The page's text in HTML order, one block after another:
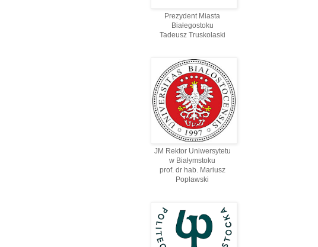
Prezydent Miasta
Białegostoku
Tadeusz Truskolaski
JM Rektor Uniwersytetu
w Białymstoku
prof. dr hab. Mariusz
Popławski